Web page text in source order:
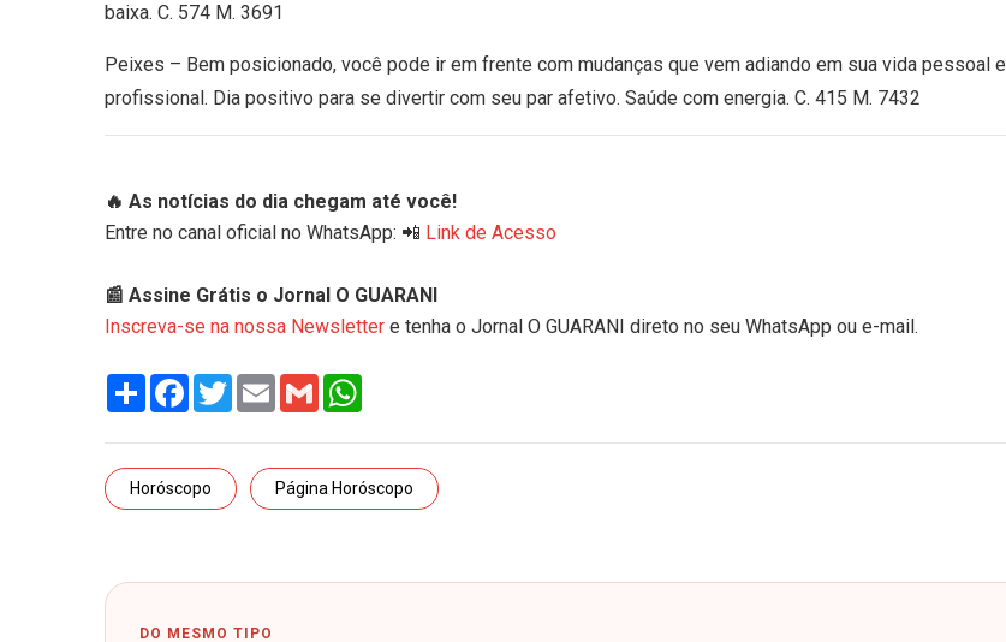
baixa. C. 574 M. 3691
Peixes – Bem posicionado, você pode ir em frente com mudanças que vem adiando em sua vida pessoal e
profissional. Dia positivo para se divertir com seu par afetivo. Saúde com energia. C. 415 M. 7432
🔥 As notícias do dia chegam até você!
Entre no canal oficial no WhatsApp: 📲 Link de Acesso
📰 Assine Grátis o Jornal O GUARANI
Inscreva-se na nossa Newsletter e tenha o Jornal O GUARANI direto no seu WhatsApp ou e-mail.
Share Facebook
TwitterEmail Gmail
Horóscopo Página Horóscopo
DO MESMO TIPO